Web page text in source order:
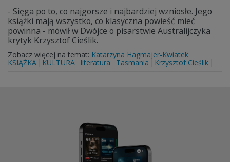
- Sięga po to, co najgorsze i najbardziej wzniosłe. Jego
książki mają wszystko, co klasyczna powieść mieć
powinna - mówił w Dwójce o pisarstwie Australijczyka
krytyk Krzysztof Cieślik.
Zobacz więcej na temat: Katarzyna Hagmajer-Kwiatek
KSIĄŻKA
KULTURA literatura Tasmania Krzysztof Cieślik